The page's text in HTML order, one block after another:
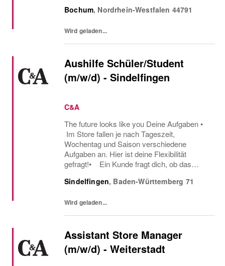
Neugier, Vertrauen und persönliches
Bochum, Nordrhein-Westfalen 44791
Wird geladen...
Aushilfe Schüler/Student
(m/w/d) - Sindelfingen
C&A
The future looks like you Deine Aufgaben •
Im Store fallen je nach Tageszeit,
Wochentag und Saison verschiedene
Aufgaben an. Hier ist deine Flexibilität
gefragt!• Ein Kunde fragt dich, ob das
Größe verfügbar ist oder welcher Gürtel gut
Sindelfingen, Baden-Württemberg 71
Wird geladen...
Assistant Store Manager
(m/w/d) - Weiterstadt